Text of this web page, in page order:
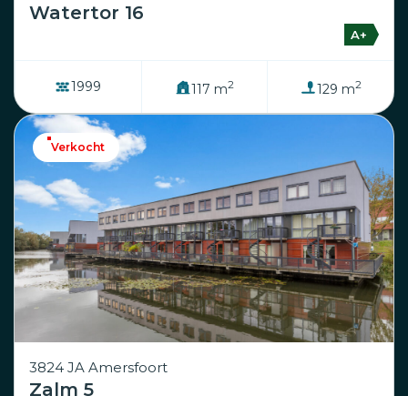
Watertor 16
A+
1999 117 m2 129 m2
3824 JA Amersfoort
Zalm 5
Verkocht